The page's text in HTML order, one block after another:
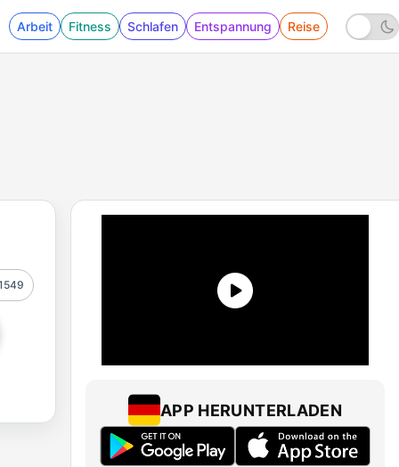
Arbeit Fitness Schlafen Entspannung Reise
APP HERUNTERLADEN